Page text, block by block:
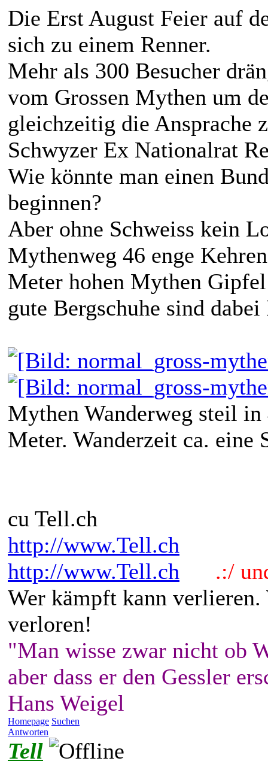
Die Erst August Feier auf
sich zu einem Renner.
Mehr als 300 Besucher
vom Grossen Mythen um
gleichzeitig die Ansprache
Schwyzer Ex Nationalrat
Wie könnte man einen
beginnen?
Aber ohne Schweiss kein
Mythenweg 46 enge
Meter hohen Mythen
gute Bergschuhe sind
Mythen Wanderweg steil
Meter. Wanderzeit ca. eine
cu Tell.ch
http://www.Tell.ch
http://www.Tell.ch
.:/
Wer kämpft kann
verloren!
"Man wisse zwar nicht ob
aber dass er den Gessler
Hans Weigel
Homepage Suchen
Antworten
Tell